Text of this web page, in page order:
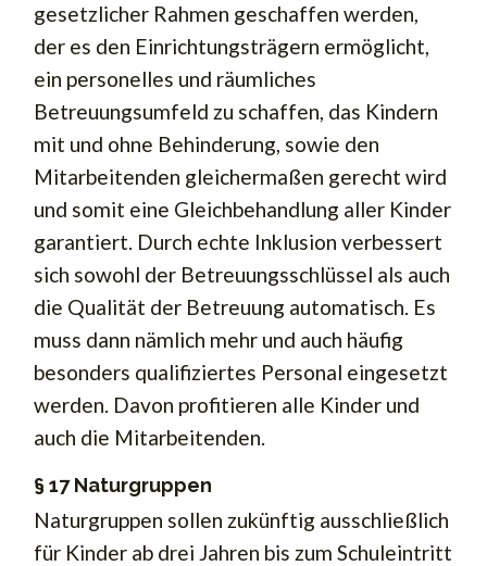
gesetzlicher Rahmen geschaffen werden,
der es den Einrichtungsträgern ermöglicht,
ein personelles und räumliches
Betreuungsumfeld zu schaffen, das Kindern
mit und ohne Behinderung, sowie den
Mitarbeitenden gleichermaßen gerecht wird
und somit eine Gleichbehandlung aller Kinder
garantiert. Durch echte Inklusion verbessert
sich sowohl der Betreuungsschlüssel als auch
die Qualität der Betreuung automatisch. Es
muss dann nämlich mehr und auch häufig
besonders qualifiziertes Personal eingesetzt
werden. Davon profitieren alle Kinder und
auch die Mitarbeitenden.
§ 17 Naturgruppen
Naturgruppen sollen zukünftig ausschließlich
für Kinder ab drei Jahren bis zum Schuleintritt